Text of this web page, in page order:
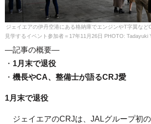
ジェイエアの伊丹空港にある格納庫でエンジンやT字翼など
見学するイベント参加者＝17年11月26日 PHOTO: Tadayuki
—記事の概要—
・ 1月末で退役
・ 機長やCA、整備士が語るCRJ愛
1月末で退役
ジェイエアのCRJは、JALグループ初